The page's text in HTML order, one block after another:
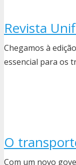
Revista
Chegamos à
essencial para os
O
Com um novo